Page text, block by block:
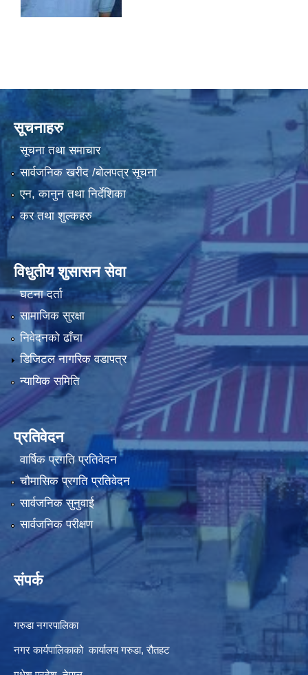
सूचनाहरु
सूचना तथा समाचार
सार्वजनिक खरीद /बोलपत्र सूचना
एन, कानुन तथा निर्देशिका
कर तथा शुल्कहरु
विधुतीय शुसासन सेवा
घटना दर्ता
सामाजिक सुरक्षा
निवेदनको ढाँचा
डिजिटल नागरिक वडापत्र
न्यायिक समिति
प्रतिवेदन
वार्षिक प्रगति प्रतिवेदन
चौमासिक प्रगति प्रतिवेदन
सार्वजनिक सुनुवाई
सार्वजनिक परीक्षण
संपर्क
गरुडा नगरपालिका
नगर कार्यपालिकाको कार्यालय गरुडा, रौतहट